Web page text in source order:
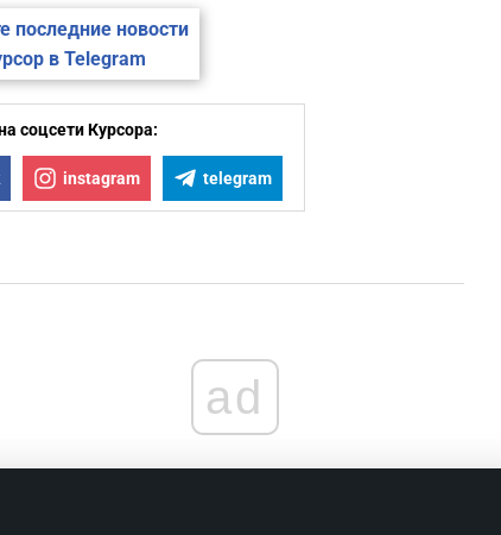
последние новости
в Telegram
соцсети Курсора:
instagram telegram
ad